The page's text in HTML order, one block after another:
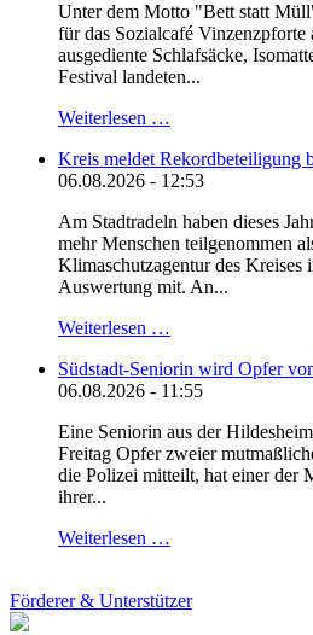
Unter dem Motto "Bett statt
für das Sozialcafé
ausgediente Schlafsäcke,
Festival landeten...
Weiterlesen …
Kreis meldet Rekordbeteiligung
06.08.2026 - 12:53
Am Stadtradeln haben dieses
mehr Menschen teilgenommen
Klimaschutzagentur des
Auswertung mit. An...
Weiterlesen …
Südstadt-Seniorin wird Opfer
06.08.2026 - 11:55
Eine Seniorin aus der
Freitag Opfer zweier
die Polizei mitteilt, hat einer der
ihrer...
Weiterlesen …
Förderer & Unterstützer